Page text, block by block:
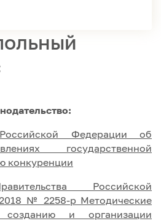
Федерации об
государственной
конкуренции
Российской
№ 2258-р Методические
и организации